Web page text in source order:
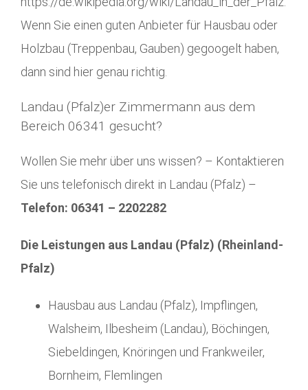
Wenn Sie einen guten Anbieter für Hausbau oder
Holzbau (Treppenbau, Gauben) gegoogelt haben,
dann sind hier genau richtig.
Landau (Pfalz)er Zimmermann aus dem
Bereich 06341 gesucht?
Wollen Sie mehr über uns wissen? – Kontaktieren
Sie uns telefonisch direkt in Landau (Pfalz) –
Telefon: 06341 – 2202282
Die Leistungen aus Landau (Pfalz) (Rheinland-
Pfalz)
Hausbau aus Landau (Pfalz), Impflingen,
Walsheim, Ilbesheim (Landau), Böchingen,
Siebeldingen, Knöringen und Frankweiler,
Bornheim, Flemlingen